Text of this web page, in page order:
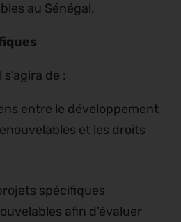
au Sénégal.
de :
entre le développement
et les droits
spécifiques
afin d’évaluer